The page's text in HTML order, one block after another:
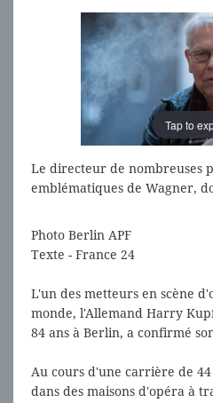
Tap to
Tap to
Le directeur de nombreuses
emblématiques de Wagner,
84 ans
Photo Berlin APF
Texte - France 24
L'un des metteurs en scène
monde, l'Allemand Harry
84 ans à Berlin, a confirmé
Au cours d'une carrière de
dans des maisons d'opéra à